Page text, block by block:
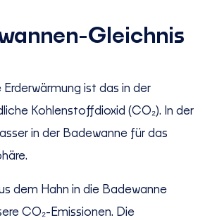
Gleichnis
ist das in der
Kohlenstoffdioxid (CO₂). In der
in der Badewanne für das
dem Hahn in die Badewanne
CO₂-Emissionen. Die